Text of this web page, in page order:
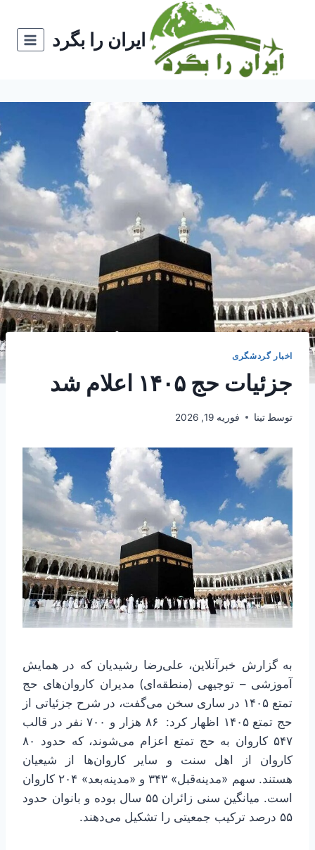
ایران را بگرد
اخبار گردشگری
جزئیات حج ۱۴۰۵ اعلام شد
توسط تینا فوریه 19, 2026
به گزارش خبرآنلاین، علی‌رضا رشیدیان که در همایش
آموزشی – توجیهی (منطقه‌ای) مدیران کاروان‌های حج
تمتع ۱۴۰۵ در ساری سخن می‌گفت، در شرح جزئیاتی از
حج تمتع ۱۴۰۵ اظهار کرد: ۸۶ هزار و ۷۰۰ نفر در قالب
۵۴۷ کاروان به حج تمتع اعزام می‌شوند، که حدود ۸۰
کاروان از اهل سنت و سایر کاروان‌ها از شیعیان
هستند. سهم «مدینه‌قبل» ۳۴۳ و «مدینه‌بعد» ۲۰۴ کاروان
است. میانگین سنی زائران ۵۵ سال بوده و بانوان حدود
۵۵ درصد ترکیب جمعیتی را تشکیل می‌دهند.